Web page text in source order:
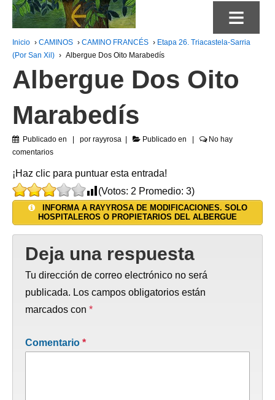
≡
Inicio › CAMINOS › CAMINO FRANCÉS › Etapa 26. Triacastela-Sarria
(Por San Xil) › Albergue Dos Oito Marabedís
Albergue Dos Oito
Marabedís
Publicado en por rayyrosa Publicado en
No hay
comentarios
¡Haz clic para puntuar esta entrada!
(Votos: 2 Promedio: 3)
INFORMA A RAYYROSA DE MODIFICACIONES. SOLO
HOSPITALEROS O PROPIETARIOS DEL ALBERGUE
Deja una respuesta
Tu dirección de correo electrónico no será
publicada. Los campos obligatorios están
marcados con *
Comentario *